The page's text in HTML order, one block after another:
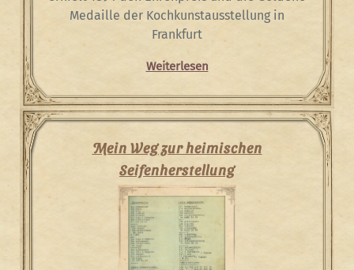
Medaille der Kochkunstausstellung in
Frankfurt
Weiterlesen
Mein Weg zur heimischen
Seifenherstellung